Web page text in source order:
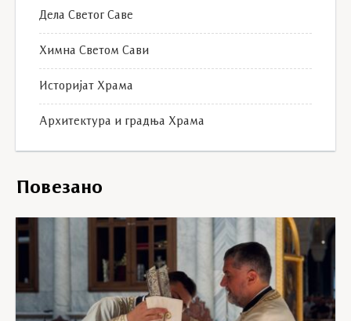
Дела Светог Саве
Химна Светом Сави
Историјат Храма
Архитектура и градња Храма
Повезано